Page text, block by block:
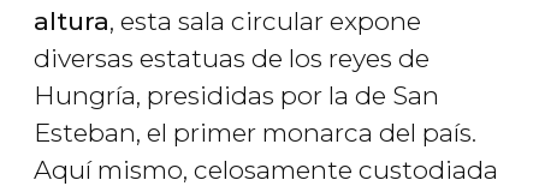
altura, esta sala circular expone
diversas estatuas de los reyes de
Hungría, presididas por la de San
Esteban, el primer monarca del país.
Aquí mismo, celosamente custodiada